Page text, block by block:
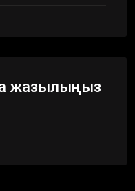
жазылыңыз